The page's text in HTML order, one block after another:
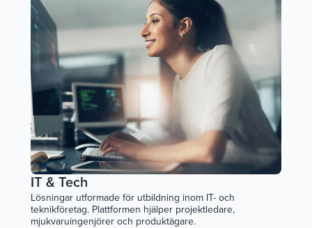
IT & Tech
Lösningar utformade för utbildning inom IT- och
teknikföretag. Plattformen hjälper projektledare,
mjukvaruingenjörer och produktägare.